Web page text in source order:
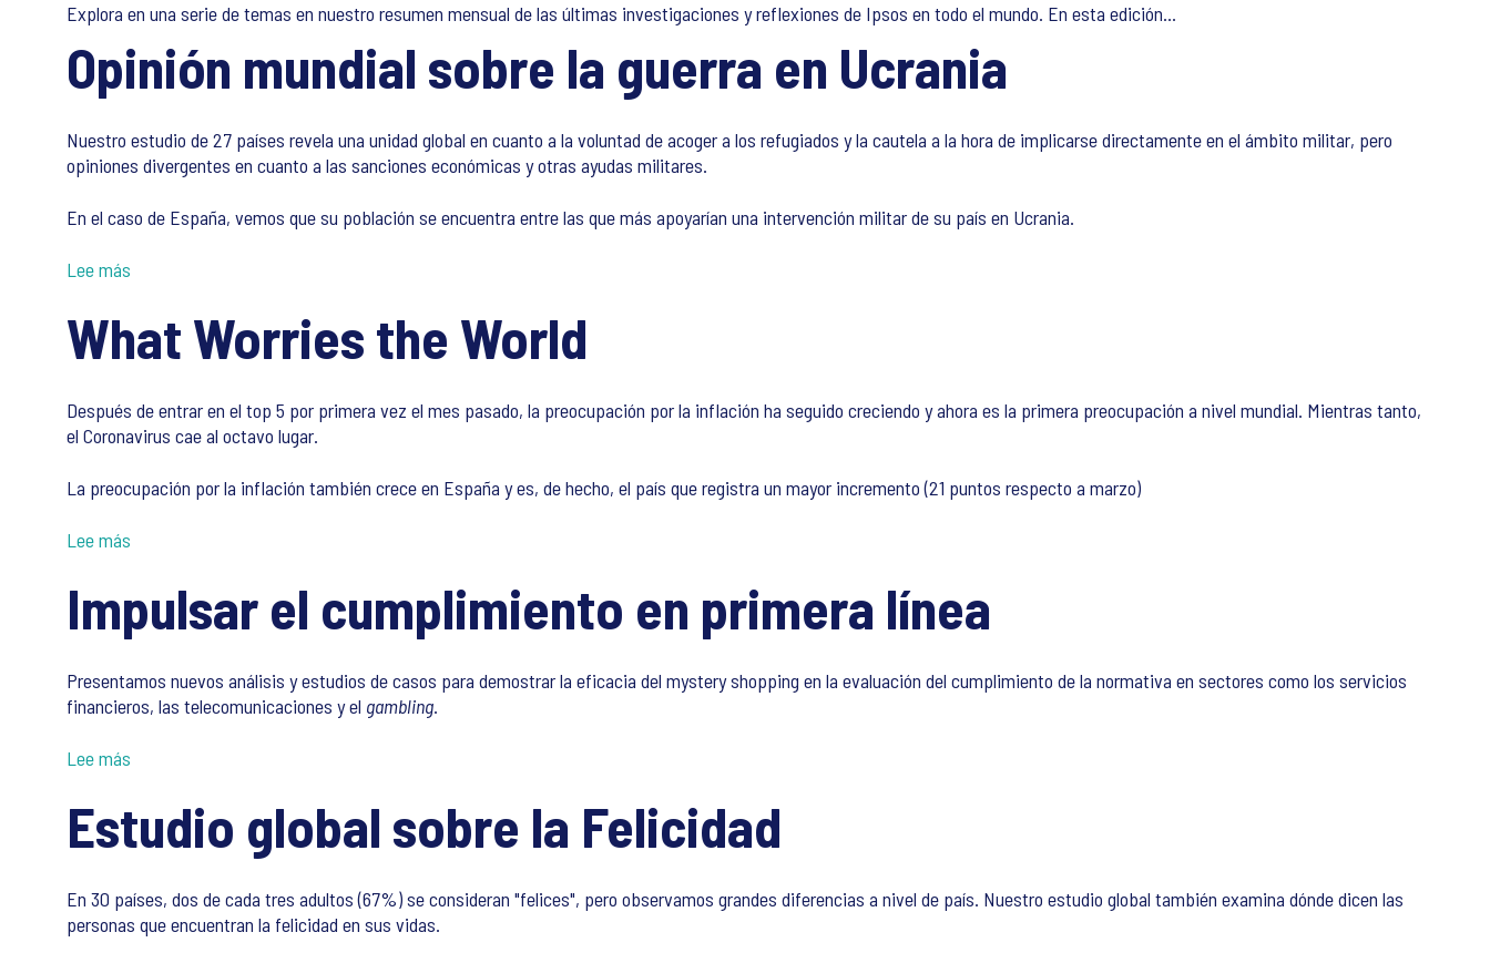
Explora en una serie de temas en nuestro resumen mensual de las últimas investigaciones y reflexiones de Ipsos en todo el mundo. En esta edición...
Opinión mundial sobre la guerra en Ucrania
Nuestro estudio de 27 países revela una unidad global en cuanto a la voluntad de acoger a los refugiados y la cautela a la hora de implicarse directamente en el ámbito militar, pero
opiniones divergentes en cuanto a las sanciones económicas y otras ayudas militares.
En el caso de España, vemos que su población se encuentra entre las que más apoyarían una intervención militar de su país en Ucrania.
Lee más
What Worries the World
Después de entrar en el top 5 por primera vez el mes pasado, la preocupación por la inflación ha seguido creciendo y ahora es la primera preocupación a nivel mundial. Mientras tanto,
el Coronavirus cae al octavo lugar.
La preocupación por la inflación también crece en España y es, de hecho, el país que registra un mayor incremento (21 puntos respecto a marzo)
Lee más
Impulsar el cumplimiento en primera línea
Presentamos nuevos análisis y estudios de casos para demostrar la eficacia del mystery shopping en la evaluación del cumplimiento de la normativa en sectores como los servicios
financieros, las telecomunicaciones y el gambling.
Lee más
Estudio global sobre la Felicidad
En 30 países, dos de cada tres adultos (67%) se consideran "felices", pero observamos grandes diferencias a nivel de país. Nuestro estudio global también examina dónde dicen las
personas que encuentran la felicidad en sus vidas.